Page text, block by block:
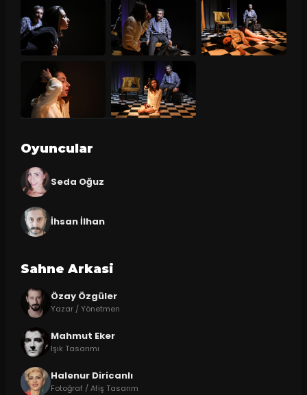
Oyuncular
Seda Oğuz
İhsan İlhan
Sahne Arkasi
Özay Özgüler
Yazar / Yönetmen
Mahmut Eker
Işık Tasarımı
Halenur Diricanlı
Fotoğraf / Afiş Tasarım